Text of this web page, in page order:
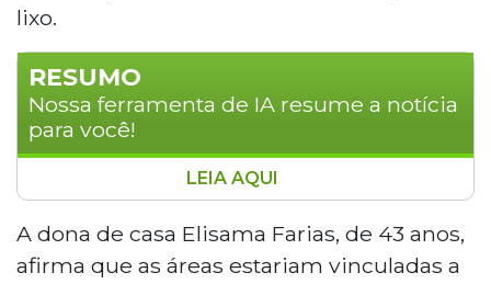
lixo.
RESUMO
Nossa ferramenta de IA resume a notícia
para você!
Moradores do Bairro Santa Emília, em
Campo Grande, reclamam do abandono
de dois terrenos próximos à Rua Capitão
LEIA AQUI
A dona de casa Elisama Farias, de 43 anos,
afirma que as áreas estariam vinculadas a